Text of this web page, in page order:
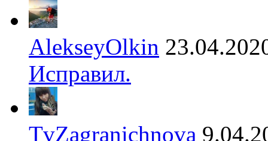
AlekseyOlkin
Исправил.
TvZagranichnova